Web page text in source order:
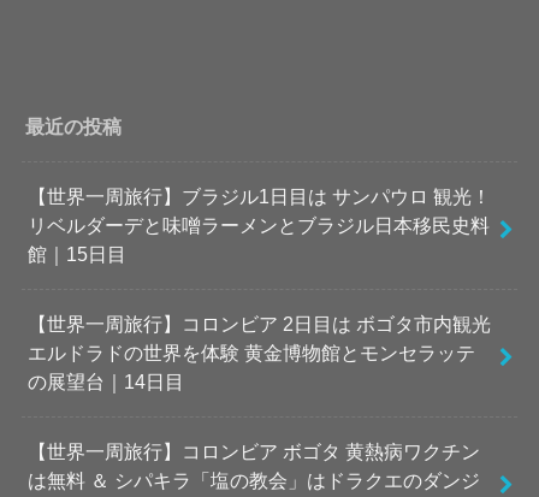
最近の投稿
【世界一周旅行】ブラジル1日目は サンパウロ 観光！
リベルダーデと味噌ラーメンとブラジル日本移民史料
館｜15日目
【世界一周旅行】コロンビア 2日目は ボゴタ市内観光
エルドラドの世界を体験 黄金博物館とモンセラッテ
の展望台｜14日目
【世界一周旅行】コロンビア ボゴタ 黄熱病ワクチン
は無料 ＆ シパキラ「塩の教会」はドラクエのダンジ